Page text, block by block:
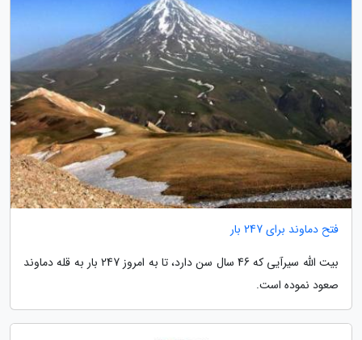
فتح دماوند برای 247 بار
بیت الله سیرآیی که 46 سال سن دارد، تا به امروز 247 بار به قله دماوند
صعود نموده است.